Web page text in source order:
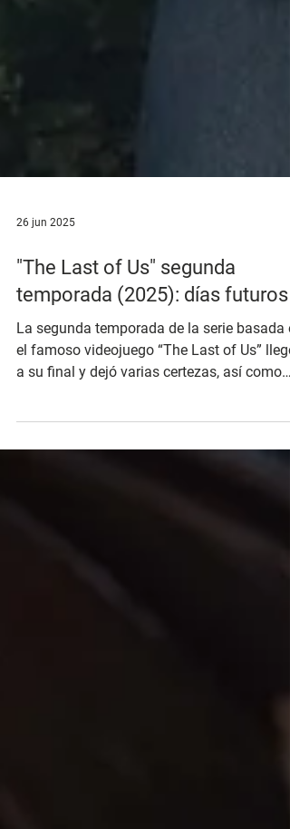
"The Last of Us" segunda
temporada (2025): días futuros
La segunda temporada de la serie basada
el famoso videojuego “The Last of Us” llegó
muchas...